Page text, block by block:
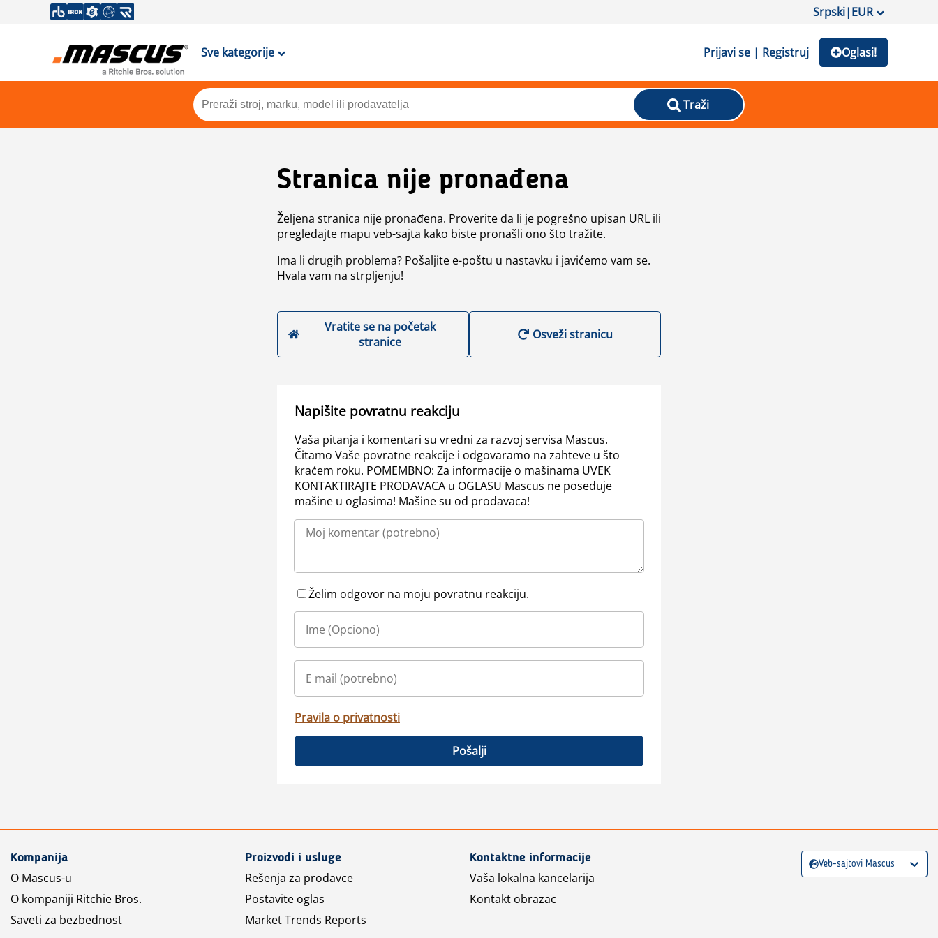
Srpski|EUR
Sve kategorije Prijavi se | Registruj Oglasi!
Traži
Stranica nije pronađena
Željena stranica nije pronađena. Proverite da li je pogrešno upisan URL ili
pregledajte mapu veb-sajta kako biste pronašli ono što tražite.
Ima li drugih problema? Pošaljite e-poštu u nastavku i javićemo vam se.
Hvala vam na strpljenju!
Vratite se na početak
stranice
Osveži stranicu
Napišite povratnu reakciju
Vaša pitanja i komentari su vredni za razvoj servisa Mascus.
Čitamo Vaše povratne reakcije i odgovaramo na zahteve u što
kraćem roku. POMEMBNO: Za informacije o mašinama UVEK
KONTAKTIRAJTE PRODAVACA u OGLASU Mascus ne poseduje
mašine u oglasima! Mašine su od prodavaca!
Želim odgovor na moju povratnu reakciju.
Pravila o privatnosti
Pošalji
Kompanija
O Mascus-u
O kompaniji Ritchie Bros.
Saveti za bezbednost
Proizvodi i usluge
Rešenja za prodavce
Postavite oglas
Market Trends Reports
Kontaktne informacije
Vaša lokalna kancelarija
Kontakt obrazac
Veb-sajtovi Mascus